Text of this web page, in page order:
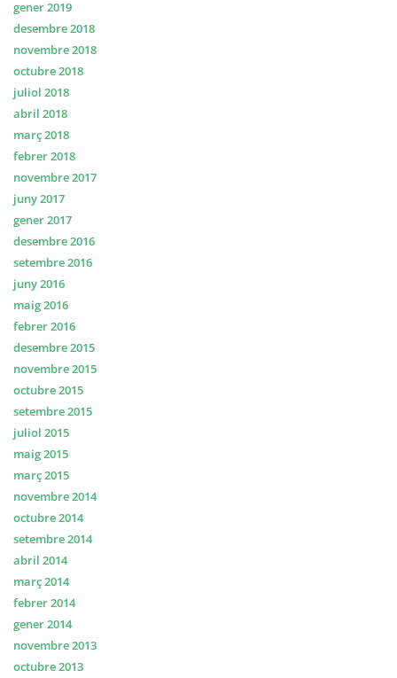
gener 2019
desembre 2018
novembre 2018
octubre 2018
juliol 2018
abril 2018
març 2018
febrer 2018
novembre 2017
juny 2017
gener 2017
desembre 2016
setembre 2016
juny 2016
maig 2016
febrer 2016
desembre 2015
novembre 2015
octubre 2015
setembre 2015
juliol 2015
maig 2015
març 2015
novembre 2014
octubre 2014
setembre 2014
abril 2014
març 2014
febrer 2014
gener 2014
novembre 2013
octubre 2013